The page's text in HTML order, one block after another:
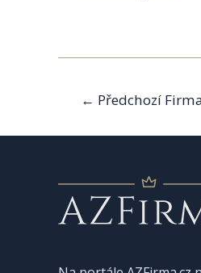
Navigace
pro
příspěvek
← Předchozí